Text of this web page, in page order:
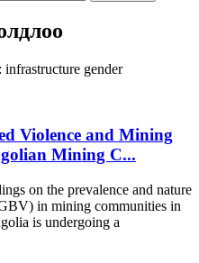
infrastructure gender
Violence and Mining
Mining C...
on the prevalence and nature
in mining communities in
is undergoing a